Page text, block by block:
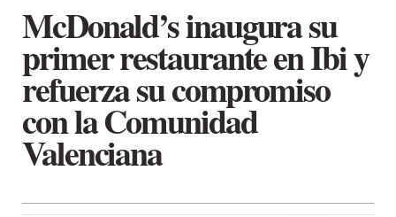
McDonald’s inaugura su
primer restaurante en Ibi y
refuerza su compromiso
con la Comunidad
Valenciana